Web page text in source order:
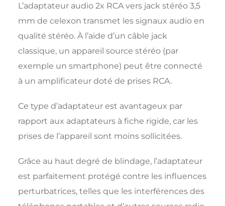
L’adaptateur audio 2x RCA vers jack stéréo 3,5
mm de celexon transmet les signaux audio en
qualité stéréo. À l’aide d’un câble jack
classique, un appareil source stéréo (par
exemple un smartphone) peut être connecté
à un amplificateur doté de prises RCA.
Ce type d’adaptateur est avantageux par
rapport aux adaptateurs à fiche rigide, car les
prises de l’appareil sont moins sollicitées.
Grâce au haut degré de blindage, l’adaptateur
est parfaitement protégé contre les influences
perturbatrices, telles que les interférences des